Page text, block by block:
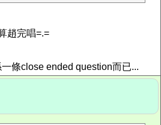
趙完唱=.=
一條close ended question而已...